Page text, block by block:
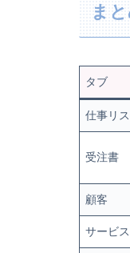
ま
タブ
仕事リ
受注書
顧客
サービス